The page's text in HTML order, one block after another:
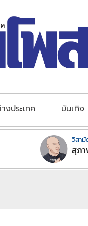
งประเทศ บันเทิง
วิสา
สุภ